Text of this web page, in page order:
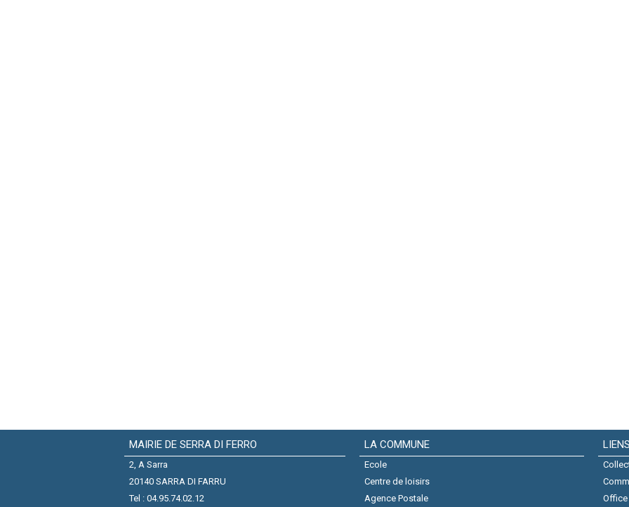
MAIRIE DE SERRA DI FERRO
2, A Sarra
20140 SARRA DI FARRU
Tel : 04.95.74.02.12
LA COMMUNE
Ecole
Centre de loisirs
Agence Postale
Office